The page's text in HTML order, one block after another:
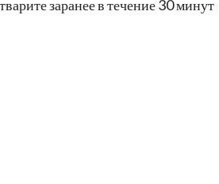
заранее в течение 30 минут